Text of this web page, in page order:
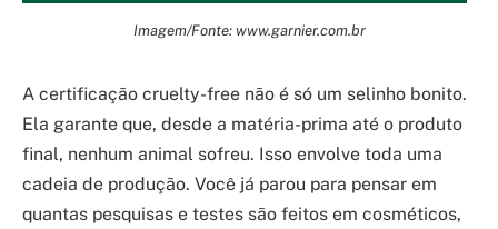
Imagem/Fonte: www.garnier.com.br
A certificação cruelty-free não é só um selinho bonito.
Ela garante que, desde a matéria-prima até o produto
final, nenhum animal sofreu. Isso envolve toda uma
cadeia de produção. Você já parou para pensar em
quantas pesquisas e testes são feitos em cosméticos,